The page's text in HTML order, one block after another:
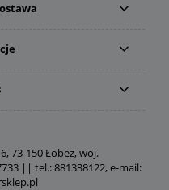
73-150 Łobez, woj.
|| tel.: 881338122, e-mail: